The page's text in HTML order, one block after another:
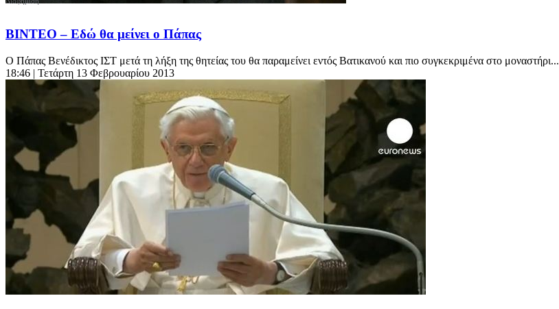
ΒΙΝΤΕΟ – Εδώ θα μείνει ο Πάπας
Ο Πάπας Βενέδικτος ΙΣΤ μετά τη λήξη της θητείας του θα παραμείνει εντός Βατικανού και πιο συγκεκριμένα στο μοναστήρι...
18:46 | Τετάρτη 13 Φεβρουαρίου 2013